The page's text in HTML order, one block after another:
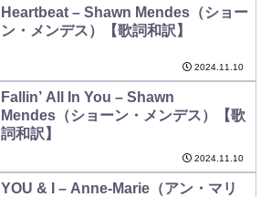
Heartbeat – Shawn Mendes（ショー
ン・メンデス）【歌詞和訳】
2024.11.10
Fallin’ All In You – Shawn
Mendes（ショーン・メンデス）【歌
詞和訳】
2024.11.10
YOU & I – Anne-Marie（アン・マリ